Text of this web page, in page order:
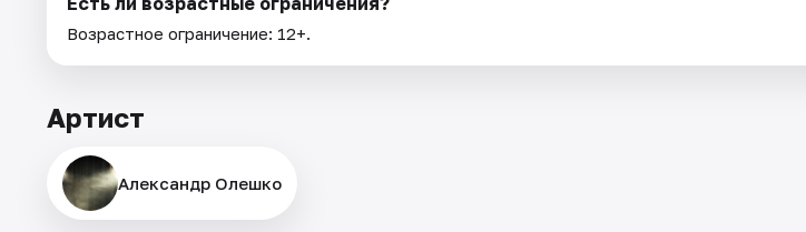
Возрастное ограничение: 12+.
Артист
Александр Олешко